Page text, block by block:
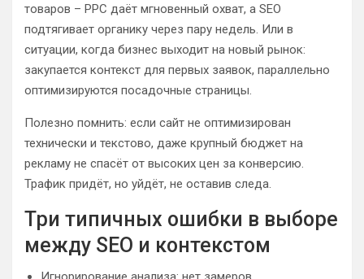
товаров – PPC даёт мгновенный охват, а SEO
подтягивает органику через пару недель. Или в
ситуации, когда бизнес выходит на новый рынок:
закупается контекст для первых заявок, параллельно
оптимизируются посадочные страницы.
Полезно помнить: если сайт не оптимизирован
технически и текстово, даже крупный бюджет на
рекламу не спасёт от высоких цен за конверсию.
Трафик придёт, но уйдёт, не оставив следа.
Три типичных ошибки в выборе
между SEO и контекстом